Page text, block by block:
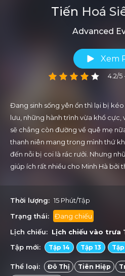
Tiến Hoá
Advanced
Xem
4.2/5
Đang sinh sống yên ổn thì lại bị
lưu, những hành trình vừa khổ
sẽ chẳng còn đường về quê mẹ
thanh niên mang trong mình thứ
đến nỗi bị coi là rác rưởi. Nhưng
giúp ích rất nhiều cho Minh Hà bởi
Thời lượng: 15 Phút/Tập
Trạng thái:
Đang chiếu
Lịch chiếu: Lịch chiếu vào trưa
Tập mới:
Tập 14 Tập 13 Tập
Thể loại: Đô Thị Tiên Hiệp